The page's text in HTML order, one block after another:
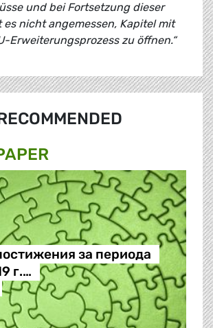
und bei Fortsetzung dieser
es nicht angemessen, Kapitel mit
Erweiterungsprozess zu öffnen.“
за периода
г.…